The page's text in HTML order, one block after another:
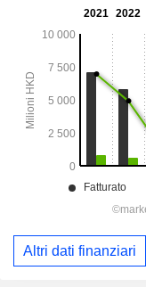
Altri dati finanziari